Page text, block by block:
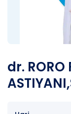
dr. RORO